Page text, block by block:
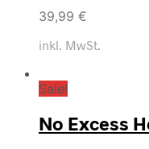
39,99 €
inkl. MwSt.
Sale!
No Excess